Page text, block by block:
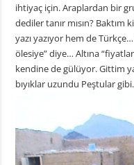
ihtiyaç için. Araplardan bir
dediler tanır mısın? Baktım
yazı yazıyor hem de
ölesiye” diye… Altına
kendine de gülüyor. Gittim
bıyıklar uzundu Peştular